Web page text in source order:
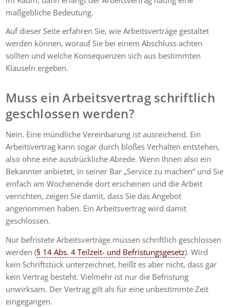
maßgebliche Bedeutung.
Auf dieser Seite erfahren Sie, wie Arbeitsverträge gestaltet
werden können, worauf Sie bei einem Abschluss achten
sollten und welche Konsequenzen sich aus bestimmten
Klauseln ergeben.
Muss ein Arbeitsvertrag schriftlich
geschlossen werden?
Nein. Eine mündliche Vereinbarung ist ausreichend. Ein
Arbeitsvertrag kann sogar durch bloßes Verhalten entstehen,
also ohne eine ausdrückliche Abrede. Wenn Ihnen also ein
Bekannter anbietet, in seiner Bar „Service zu machen“ und Sie
einfach am Wochenende dort erscheinen und die Arbeit
verrichten, zeigen Sie damit, dass Sie das Angebot
angenommen haben. Ein Arbeitsvertrag wird damit
geschlossen.
Nur befristete Arbeitsverträge müssen schriftlich geschlossen
werden (§ 14 Abs. 4 Teilzeit- und Befristungsgesetz). Wird
kein Schriftstück unterzeichnet, heißt es aber nicht, dass gar
kein Vertrag besteht. Vielmehr ist nur die Befristung
unwirksam. Der Vertrag gilt als für eine unbestimmte Zeit
eingegangen.